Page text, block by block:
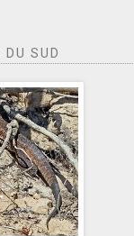
DU SUD